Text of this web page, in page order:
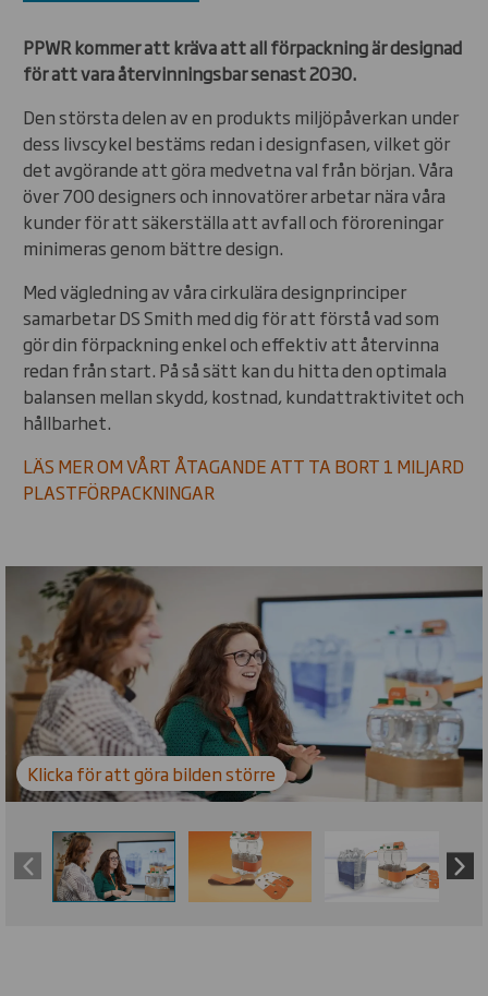
PPWR kommer att kräva att all förpackning är designad
för att vara återvinningsbar senast 2030.
Den största delen av en produkts miljöpåverkan under
dess livscykel bestäms redan i designfasen, vilket gör
det avgörande att göra medvetna val från början. Våra
över 700 designers och innovatörer arbetar nära våra
kunder för att säkerställa att avfall och föroreningar
minimeras genom bättre design.
Med vägledning av våra cirkulära designprinciper
samarbetar DS Smith med dig för att förstå vad som
gör din förpackning enkel och effektiv att återvinna
redan från start. På så sätt kan du hitta den optimala
balansen mellan skydd, kostnad, kundattraktivitet och
hållbarhet.
LÄS MER OM VÅRT ÅTAGANDE ATT TA BORT 1 MILJARD
PLASTFÖRPACKNINGAR
Carousel. Use previous and next buttons to move
Klicka för att göra bilden större